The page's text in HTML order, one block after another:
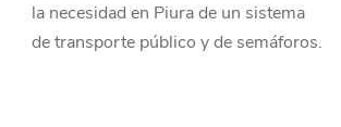
la necesidad en Piura de un sistema
de transporte público y de semáforos.